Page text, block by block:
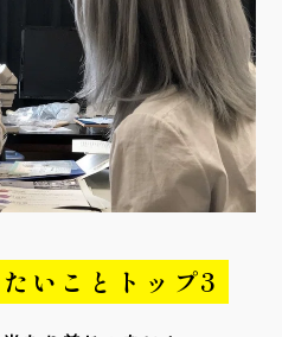
いことトップ3